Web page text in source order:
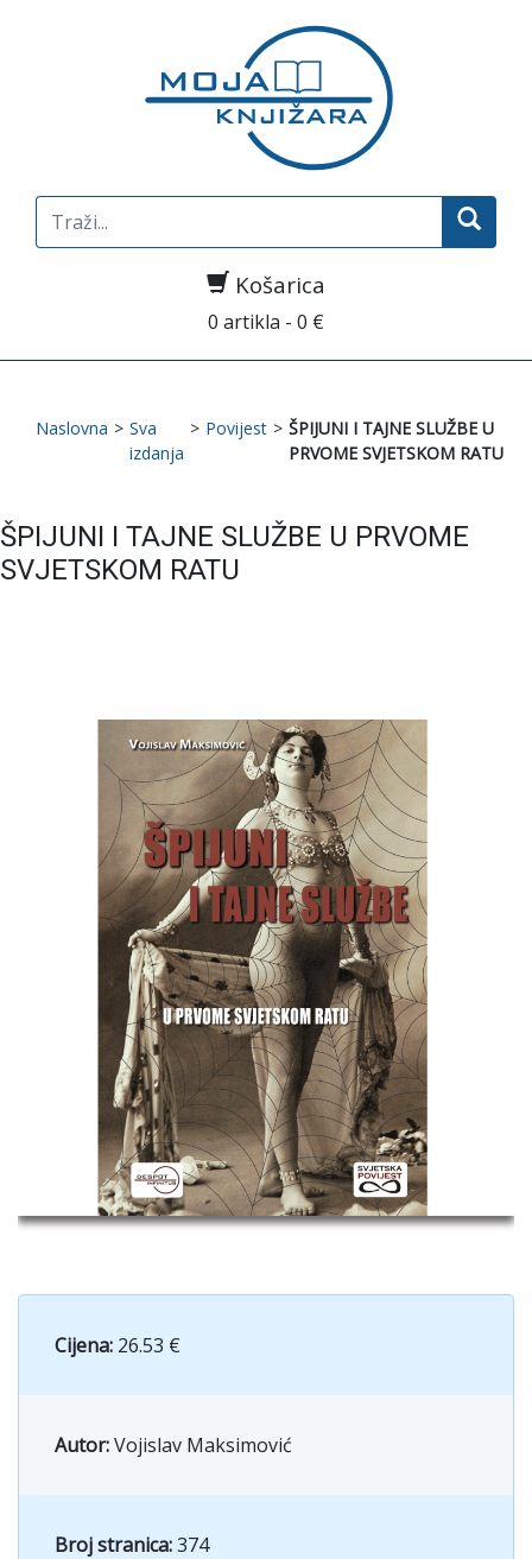
Search
for:
Košarica
0 artikla - 0 €
Naslovna > Sva
izdanja
> Povijest > ŠPIJUNI I TAJNE SLUŽBE U
PRVOME SVJETSKOM RATU
ŠPIJUNI I TAJNE SLUŽBE U PRVOME
SVJETSKOM RATU
Cijena: 26.53 €
Autor:Vojislav Maksimović
Broj stranica:374